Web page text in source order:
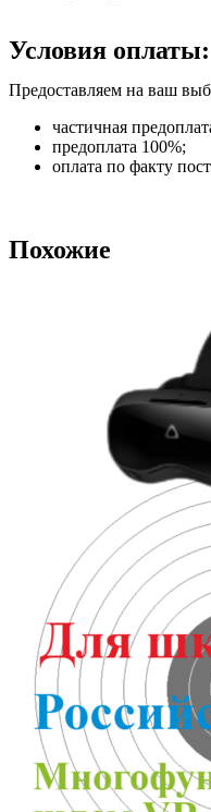
Условия оплаты:
Предоставляем на ваш
частичная
предоплата 100%;
оплата по факту
Похожие